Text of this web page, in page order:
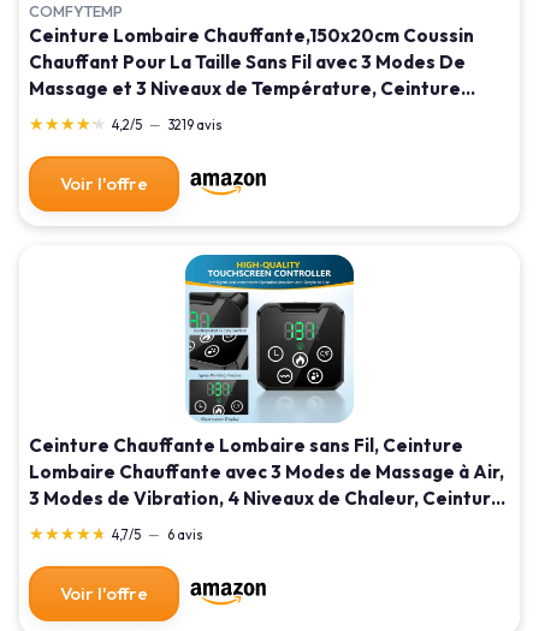
COMFYTEMP
Ceinture Lombaire Chauffante,150x20cm Coussin
Chauffant Pour La Taille Sans Fil avec 3 Modes De
Massage et 3 Niveaux de Température, Ceinture
Massage pour Détendre les Lombaires, Abdominales
★★★★★
★★★★★ 4,2/5 — 3219 avis
Voir l'offre
Ceinture Chauffante Lombaire sans Fil, Ceinture
Lombaire Chauffante avec 3 Modes de Massage à Air,
3 Modes de Vibration, 4 Niveaux de Chaleur, Ceinture
Chauffante Dos pour Sciatique, Lombalgie
★★★★★
★★★★★ 4,7/5 — 6 avis
Voir l'offre